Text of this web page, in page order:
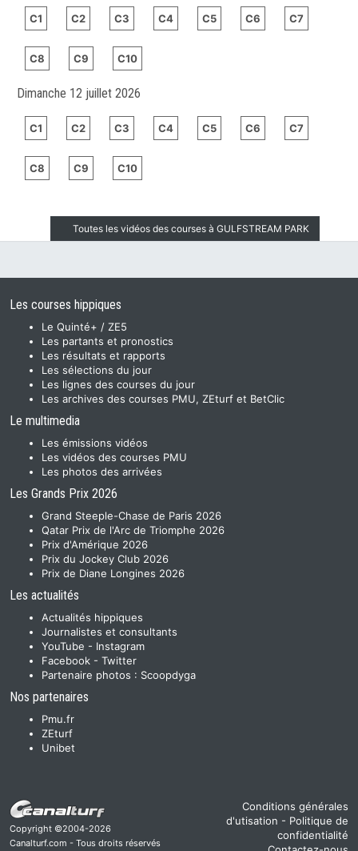
C1 C2 C3 C4 C5 C6 C7
C8 C9 C10
Dimanche 12 juillet 2026
C1 C2 C3 C4 C5 C6 C7
C8 C9 C10
Toutes les vidéos des courses à GULFSTREAM PARK
Les courses hippiques
Le Quinté+ / ZE5
Les partants et pronostics
Les résultats et rapports
Les sélections du jour
Les lignes des courses du jour
Les archives des courses PMU, ZEturf et BetClic
Le multimedia
Les émissions vidéos
Les vidéos des courses PMU
Les photos des arrivées
Les Grands Prix 2026
Grand Steeple-Chase de Paris 2026
Qatar Prix de l'Arc de Triomphe 2026
Prix d'Amérique 2026
Prix du Jockey Club 2026
Prix de Diane Longines 2026
Les actualités
Actualités hippiques
Journalistes et consultants
YouTube - Instagram
Facebook - Twitter
Partenaire photos : Scoopdyga
Nos partenaires
Pmu.fr
ZEturf
Unibet
Copyright ©2004-2026
Canalturf.com - Tous droits réservés
Conditions générales
d'utisation - Politique de
confidentialité